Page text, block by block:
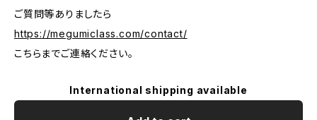
ご質問等ありましたら
https://megumiclass.com/contact/
こちらまでご連絡ください。
International shipping available